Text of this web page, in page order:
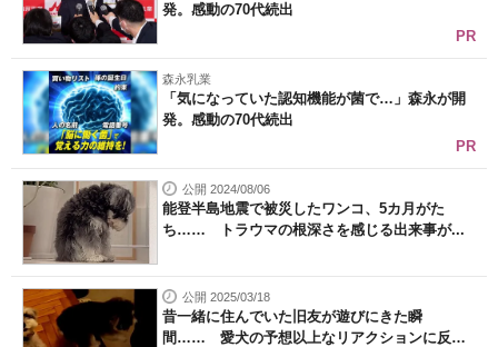
発。感動の70代続出
PR
森永乳業
「気になっていた認知機能が菌で…」森永が開
発。感動の70代続出
PR
公開 2024/08/06
能登半島地震で被災したワンコ、5カ月がた
ち…… トラウマの根深さを感じる出来事が...
公開 2025/03/18
昔一緒に住んでいた旧友が遊びにきた瞬
間…… 愛犬の予想以上なリアクションに反響